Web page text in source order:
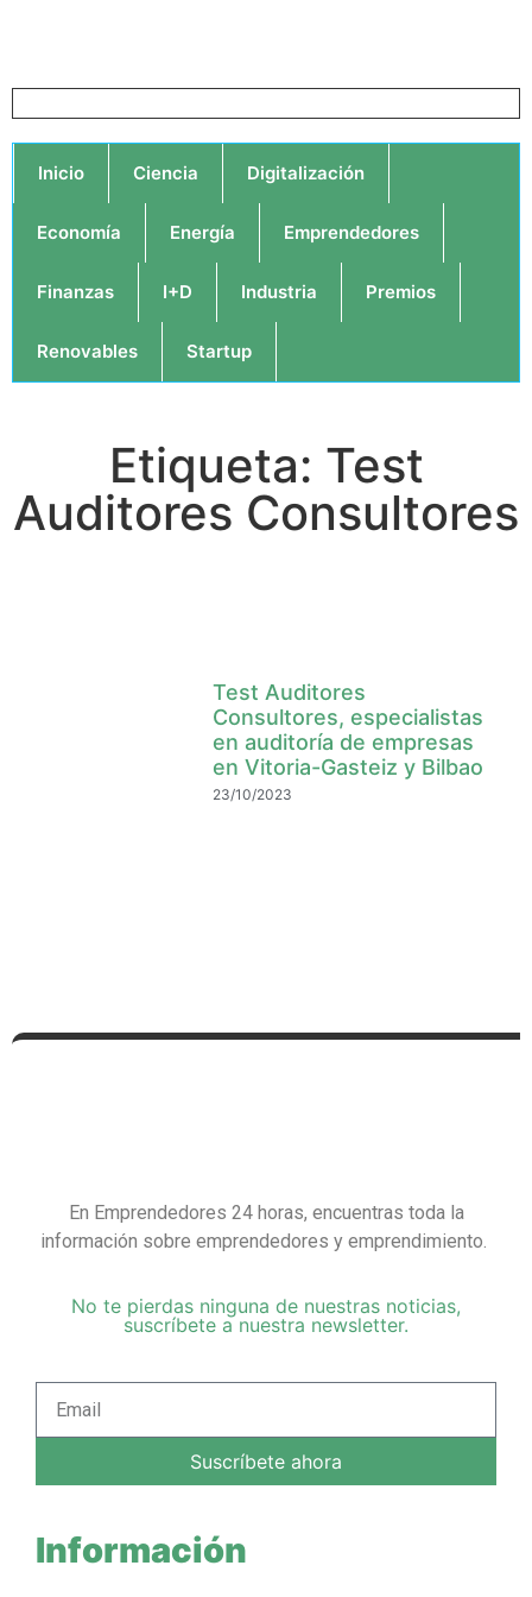
Inicio Ciencia Digitalización
Economía Energía Emprendedores
Finanzas I+D Industria Premios
Renovables Startup
Etiqueta: Test
Auditores Consultores
Test Auditores
Consultores, especialistas
en auditoría de empresas
en Vitoria-Gasteiz y Bilbao
23/10/2023
En Emprendedores 24 horas, encuentras toda la
información sobre emprendedores y emprendimiento.
No te pierdas ninguna de nuestras noticias,
suscríbete a nuestra newsletter.
Suscríbete ahora
Información